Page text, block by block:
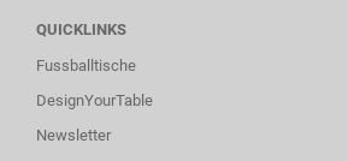
QUICKLINKS
Fussballtische
DesignYourTable
Newsletter